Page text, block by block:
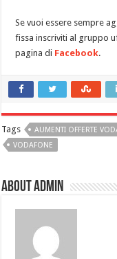
Se vuoi essere sempre
fissa inscriviti al gruppo
pagina di Facebook.
Tags AUMENTI OFFERTE
VODAFONE
About admin